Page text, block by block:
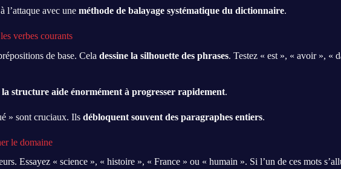
l’attaque avec une méthode de balayage systématique du dictionnaire.
verbes courants
de base. Cela dessine la silhouette des phrases. Testez « est », « avoir », «
la structure aide énormément à progresser rapidement.
» sont cruciaux. Ils débloquent souvent des paragraphes entiers.
le domaine
Essayez « science », « histoire », « France » ou « humain ». Si l’un de ces mots